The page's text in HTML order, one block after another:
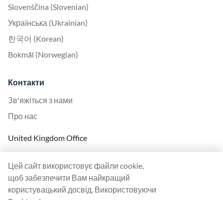
Slovenščina (Slovenian)
Українська (Ukrainian)
한국어 (Korean)
Bokmål (Norwegian)
Контакти
Зв'яжіться з нами
Про нас
United Kingdom Office
144A Clerkenwell Rd
London, EC1R 5DF
Company No: 08820809
Цей сайт використовує файли cookie,
щоб забезпечити Вам найкращий
користувацький досвід. Використовуючи